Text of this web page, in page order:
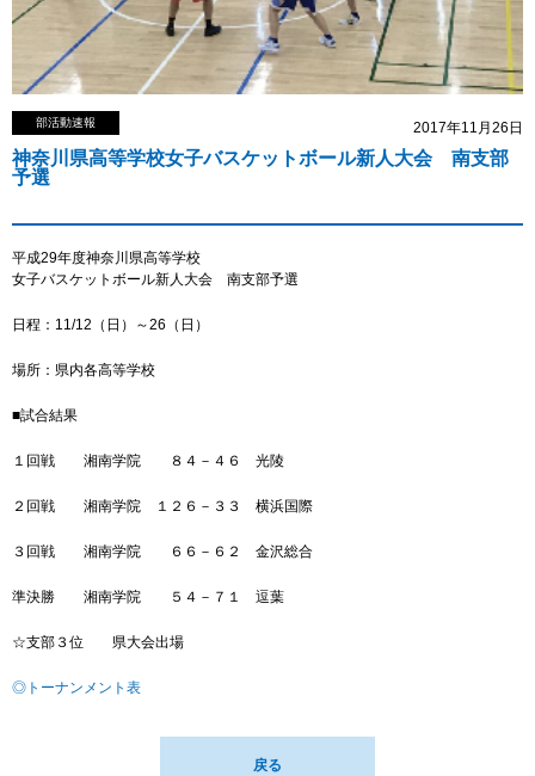
神奈川県高等学校女子バスケットボール新人大会 南支部
予選
部活動速報 2017年11月26日
平成29年度神奈川県高等学校
女子バスケットボール新人大会 南支部予選
日程：11/12（日）～26（日）
場所：県内各高等学校
■試合結果
１回戦 湘南学院 ８４－４６ 光陵
２回戦 湘南学院 １２６－３３ 横浜国際
３回戦 湘南学院 ６６－６２ 金沢総合
準決勝 湘南学院 ５４－７１ 逗葉
☆支部３位 県大会出場
◎トーナンメント表
戻る